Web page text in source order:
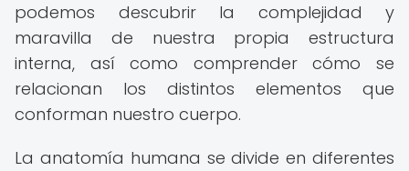
podemos descubrir la complejidad y
maravilla de nuestra propia estructura
interna, así como comprender cómo se
relacionan los distintos elementos que
conforman nuestro cuerpo.
La anatomía humana se divide en diferentes